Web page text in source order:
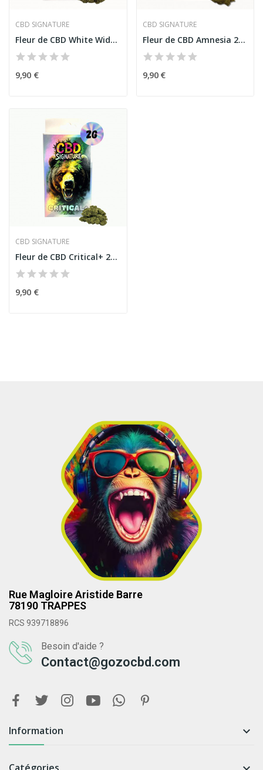
CBD SIGNATURE
Fleur de CBD White Widow 2G - CBD Signature
9,90 €
CBD SIGNATURE
Fleur de CBD Amnesia 2G - CBD Signature
9,90 €
CBD SIGNATURE
Fleur de CBD Critical+ 2G - CBD Signature
9,90 €
Rue Magloire Aristide Barre
78190 TRAPPES
RCS 939718896
Besoin d'aide ?
Contact@gozocbd.com
Information 